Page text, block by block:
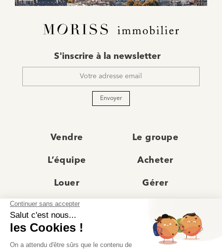
mail
S'inscrire à la newsletter
Envoyer
Vendre Le groupe
L’équipe Acheter
Louer Gérer
Actualités
Recrutement Avis clients